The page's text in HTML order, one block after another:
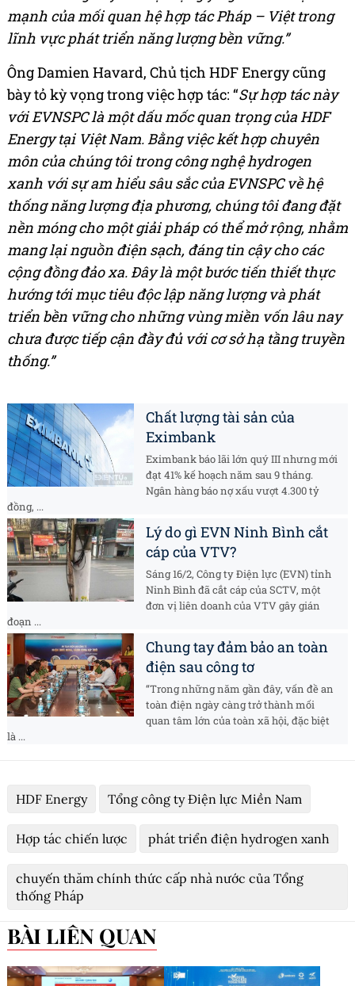
mạnh của mối quan hệ hợp tác Pháp – Việt trong
lĩnh vực phát triển năng lượng bền vững.”
Ông Damien Havard, Chủ tịch HDF Energy cũng
bày tỏ kỳ vọng trong việc hợp tác: “Sự hợp tác này
với EVNSPC là một dấu mốc quan trọng của HDF
Energy tại Việt Nam. Bằng việc kết hợp chuyên
môn của chúng tôi trong công nghệ hydrogen
xanh với sự am hiểu sâu sắc của EVNSPC về hệ
thống năng lượng địa phương, chúng tôi đang đặt
nền móng cho một giải pháp có thể mở rộng, nhằm
mang lại nguồn điện sạch, đáng tin cậy cho các
cộng đồng đảo xa. Đây là một bước tiến thiết thực
hướng tới mục tiêu độc lập năng lượng và phát
triển bền vững cho những vùng miền vốn lâu nay
chưa được tiếp cận đầy đủ với cơ sở hạ tầng truyền
thống.”
Chất lượng tài sản của
Eximbank
Eximbank báo lãi lớn quý III nhưng mới
đạt 41% kế hoạch năm sau 9 tháng.
Ngân hàng báo nợ xấu vượt 4.300 tỷ
đồng, ...
Lý do gì EVN Ninh Bình cắt
cáp của VTV?
Sáng 16/2, Công ty Điện lực (EVN) tỉnh
Ninh Bình đã cắt cáp của SCTV, một
đơn vị liên doanh của VTV gây gián
đoạn ...
Chung tay đảm bảo an toàn
điện sau công tơ
“Trong những năm gần đây, vấn đề an
toàn điện ngày càng trở thành mối
quan tâm lớn của toàn xã hội, đặc biệt
là ...
HDF Energy Tổng công ty Điện lực Miền Nam
Hợp tác chiến lược phát triển điện hydrogen xanh
chuyến thăm chính thức cấp nhà nước của Tổng
thống Pháp
BÀI LIÊN QUAN